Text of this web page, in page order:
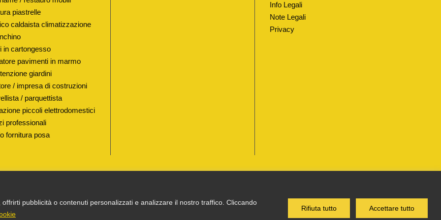
pubblicità o contenuti personalizzati e analizzare il nostro traffico. Cliccando
Rifiuta tutto Accettare tutto
piastrelle
caldaista climatizzazione
in cartongesso
pavimenti in marmo
giardini
/ impresa di costruzioni
/ parquettista
piccoli elettrodomestici
professionali
fornitura posa
Info Legali
Note Legali
Privacy
P. IVA 03055900231 © COPYRIGHT 2025 TUTTI I DIRITTI RISERVATI